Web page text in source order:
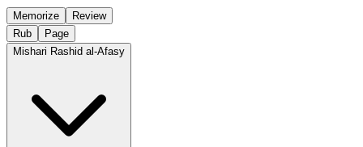
Memorize
Review
Rub
Page
Mishari Rashid al-Afasy